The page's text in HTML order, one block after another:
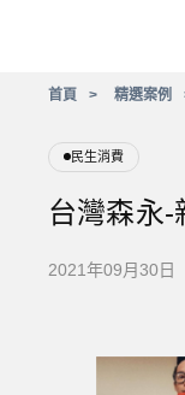
首頁 精選案例
民生消費
台灣森永-
2021年09月30日